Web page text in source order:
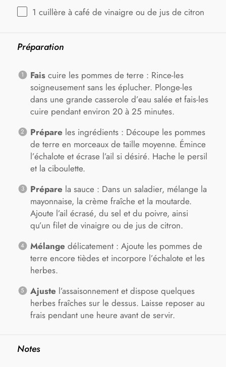
1 cuillère à café de vinaigre ou de jus de citron
Préparation
Faiscuire les pommes de terre : Rince-les
soigneusement sans les éplucher. Plonge-les
dans une grande casserole d’eau salée et fais-les
cuire pendant environ 20 à 25 minutes.
Prépare les ingrédients : Découpe les pommes
de terre en morceaux de taille moyenne. Émince
l’échalote et écrase l’ail si désiré. Hache le persil
et la ciboulette.
Prépare la sauce : Dans un saladier, mélange la
mayonnaise, la crème fraîche et la moutarde.
Ajoute l’ail écrasé, du sel et du poivre, ainsi
qu’un filet de vinaigre ou de jus de citron.
Mélange délicatement : Ajoute les pommes de
terre encore tièdes et incorpore l’échalote et les
herbes.
Ajuste l’assaisonnement et dispose quelques
herbes fraîches sur le dessus. Laisse reposer au
frais pendant une heure avant de servir.
Notes